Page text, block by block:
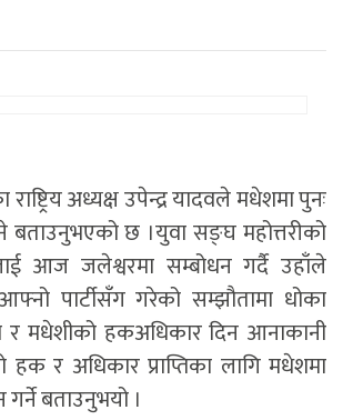
राष्ट्रिय अध्यक्ष उपेन्द्र यादवले मधेशमा पुनः
छ ।युवा सङ्घ महोत्तरीको
आज जलेश्वरमा सम्बोधन गर्दै उहाँले
पार्टीसँग गरेको सम्झौतामा धोका
मधेशीको हकअधिकार दिन आनाकानी
र अधिकार प्राप्तिका लागि मधेशमा
बताउनुभयो ।